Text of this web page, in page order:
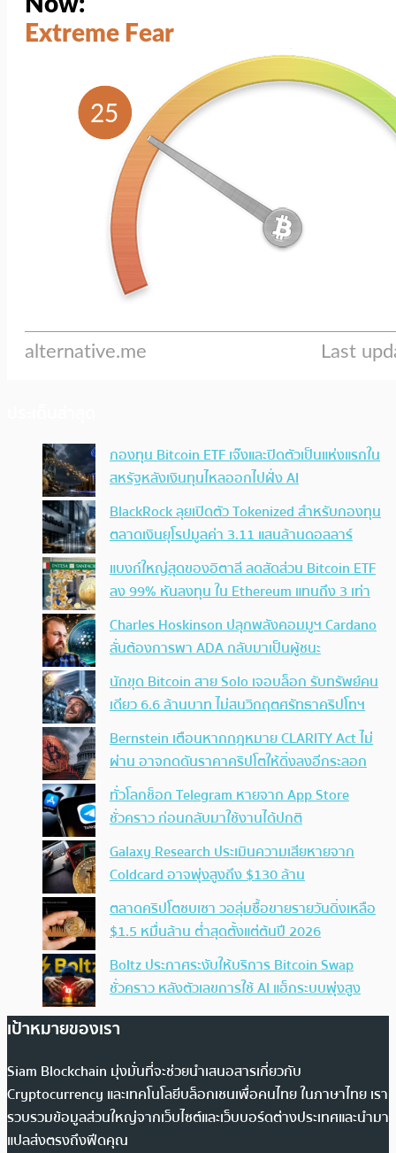
กองทุน Bitcoin ETF เจ๊งและปิดตัวเป็นแห่งแรกใน
สหรัฐหลังเงินทุนไหลออกไปฝั่ง AI
BlackRock ลุยเปิดตัว Tokenized สำหรับกองทุน
ตลาดเงินยุโรปมูลค่า 3.11 แสนล้านดอลลาร์
แบงก์ใหญ่สุดของอิตาลี ลดสัดส่วน Bitcoin ETF
ลง 99% หันลงทุน ใน Ethereum แทนถึง 3 เท่า
Charles Hoskinson ปลุกพลังคอมมูฯ Cardano
ลั่นต้องการพา ADA กลับมาเป็นผู้ชนะ
นักขุด Bitcoin สาย Solo เจอบล็อก รับทรัพย์คน
เดียว 6.6 ล้านบาท ไม่สนวิกฤตศรัทธาคริปโทฯ
Bernstein เตือนหากกฎหมาย CLARITY Act ไม่
ผ่าน อาจกดดันราคาคริปโตให้ดิ่งลงอีกระลอก
ทั่วโลกช็อก Telegram หายจาก App Store
ชั่วคราว ก่อนกลับมาใช้งานได้ปกติ
Galaxy Research ประเมินความเสียหายจาก
Coldcard อาจพุ่งสูงถึง $130 ล้าน
ตลาดคริปโตซบเซา วอลุ่มซื้อขายรายวันดิ่งเหลือ
$1.5 หมื่นล้าน ต่ำสุดตั้งแต่ต้นปี 2026
Boltz ประกาศระงับให้บริการ Bitcoin Swap
ชั่วคราว หลังตัวเลขการใช้ AI แฮ็กระบบพุ่งสูง
เป้าหมายของเรา
Siam Blockchain มุ่งมั่นที่จะช่วยนำเสนอสารเกี่ยวกับ
Cryptocurrency และเทคโนโลยีบล็อกเชนเพื่อคนไทย ในภาษาไทย เรา
รวบรวมข้อมูลส่วนใหญ่จากเว็บไซต์และเว็บบอร์ดต่างประเทศและนำมา
แปลส่งตรงถึงฟีดคุณ